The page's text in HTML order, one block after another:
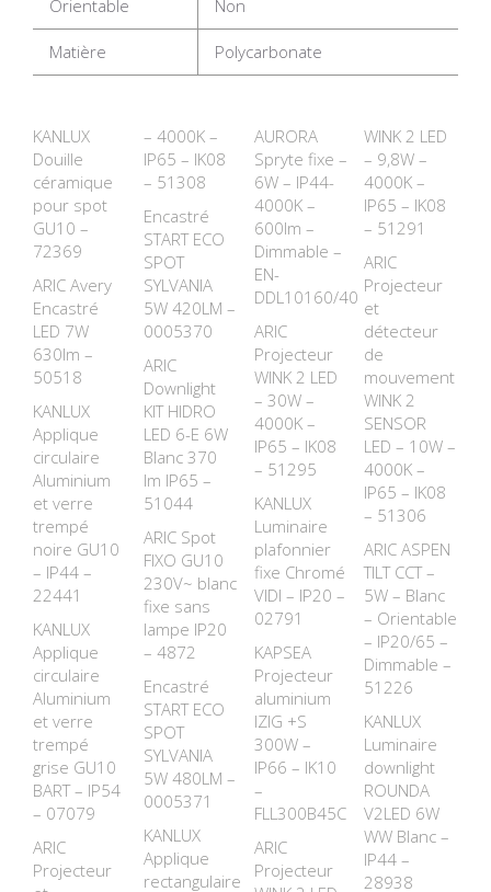
Orientable Non
Matière Polycarbonate
KANLUX
Douille
céramique
pour spot
GU10 –
72369
ARIC Avery
Encastré
LED 7W
630lm –
50518
KANLUX
Applique
circulaire
Aluminium
et verre
trempé
noire GU10
– IP44 –
22441
KANLUX
Applique
circulaire
Aluminium
et verre
trempé
grise GU10
BART – IP54
– 07079
ARIC
Projecteur
– 4000K –
IP65 – IK08
– 51308
Encastré
START ECO
SPOT
SYLVANIA
5W 420LM –
0005370
ARIC
Downlight
KIT HIDRO
LED 6-E 6W
Blanc 370
lm IP65 –
51044
ARIC Spot
FIXO GU10
230V~ blanc
fixe sans
lampe IP20
– 4872
Encastré
START ECO
SPOT
SYLVANIA
5W 480LM –
0005371
KANLUX
Applique
rectangulaire
AURORA
Spryte fixe –
6W – IP44-
4000K –
600lm –
Dimmable –
EN-
DDL10160/40
ARIC
Projecteur
WINK 2 LED
– 30W –
4000K –
IP65 – IK08
– 51295
KANLUX
Luminaire
plafonnier
fixe Chromé
VIDI – IP20 –
02791
KAPSEA
Projecteur
aluminium
IZIG +S
300W –
IP66 – IK10
–
FLL300B45C
ARIC
Projecteur
WINK 2 LED
– 9,8W –
4000K –
IP65 – IK08
– 51291
ARIC
Projecteur
et
détecteur
de
mouvement
WINK 2
SENSOR
LED – 10W –
4000K –
IP65 – IK08
– 51306
ARIC ASPEN
TILT CCT –
5W – Blanc
– Orientable
– IP20/65 –
Dimmable –
51226
KANLUX
Luminaire
downlight
ROUNDA
V2LED 6W
WW Blanc –
IP44 –
28938